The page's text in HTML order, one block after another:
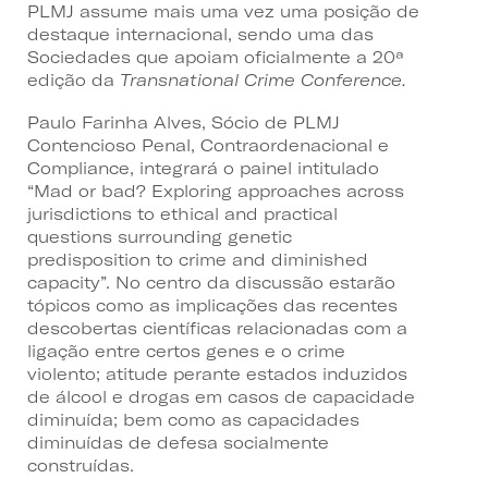
PLMJ assume mais uma vez uma posição de
destaque internacional, sendo uma das
Sociedades que apoiam oficialmente a 20ª
edição da Transnational Crime Conference.
Paulo Farinha Alves, Sócio de PLMJ
Contencioso Penal, Contraordenacional e
Compliance, integrará o painel intitulado
“Mad or bad? Exploring approaches across
jurisdictions to ethical and practical
questions surrounding genetic
predisposition to crime and diminished
capacity”. No centro da discussão estarão
tópicos como as implicações das recentes
descobertas científicas relacionadas com a
ligação entre certos genes e o crime
violento; atitude perante estados induzidos
de álcool e drogas em casos de capacidade
diminuída; bem como as capacidades
diminuídas de defesa socialmente
construídas.